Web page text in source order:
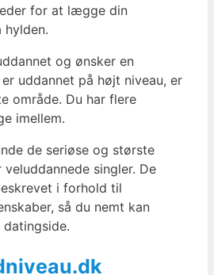
for at lægge din
og ønsker en
uddannet på højt niveau, er
område. Du har flere
imellem.
de seriøse og største
singler. De
i forhold til
så du nemt kan